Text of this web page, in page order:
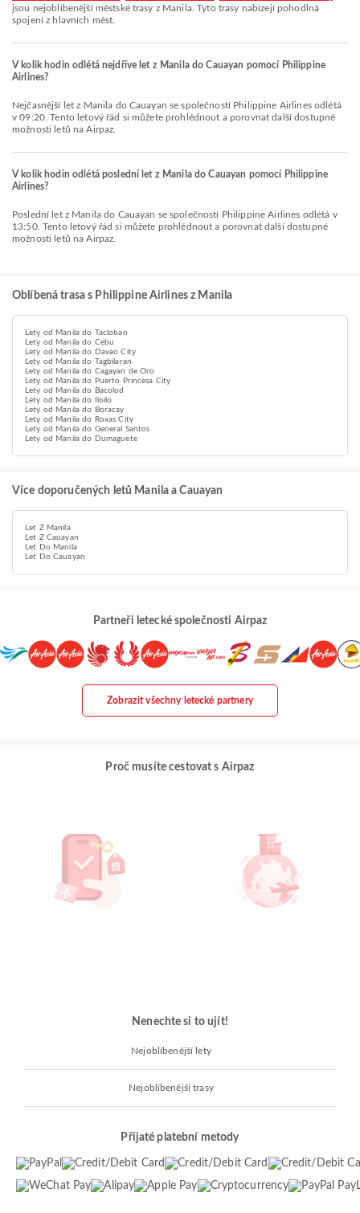
jsou nejoblíbenější městské trasy z Manila. Tyto trasy nabízejí pohodlná
spojení z hlavních měst.
V kolik hodin odlétá nejdříve let z Manila do Cauayan pomocí Philippine
Airlines?
Nejčasnější let z Manila do Cauayan se společností Philippine Airlines odlétá
v 09:20. Tento letový řád si můžete prohlédnout a porovnat další dostupné
možnosti letů na Airpaz.
V kolik hodin odlétá poslední let z Manila do Cauayan pomocí Philippine
Airlines?
Poslední let z Manila do Cauayan se společností Philippine Airlines odlétá v
13:50. Tento letový řád si můžete prohlédnout a porovnat další dostupné
možnosti letů na Airpaz.
Oblíbená trasa s Philippine Airlines z Manila
Lety od Manila do Tacloban
Lety od Manila do Cebu
Lety od Manila do Davao City
Lety od Manila do Tagbilaran
Lety od Manila do Cagayan de Oro
Lety od Manila do Puerto Princesa City
Lety od Manila do Bacolod
Lety od Manila do Iloilo
Lety od Manila do Boracay
Lety od Manila do Roxas City
Lety od Manila do General Santos
Lety od Manila do Dumaguete
Více doporučených letů Manila a Cauayan
Let Z Manila
Let Z Cauayan
Let Do Manila
Let Do Cauayan
Partneři letecké společnosti Airpaz
Zobrazit všechny letecké partnery
Proč musíte cestovat s Airpaz
Nenechte si to ujít!
Nejoblíbenější lety
Nejoblíbenější trasy
Přijaté platební metody